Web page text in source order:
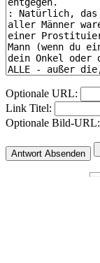
Optionale URL:
Link Titel:
Optionale Bild-URL: